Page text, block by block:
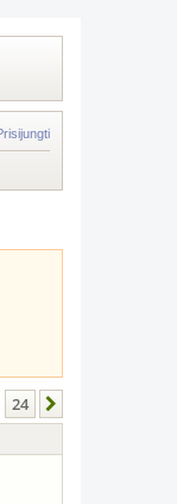
24